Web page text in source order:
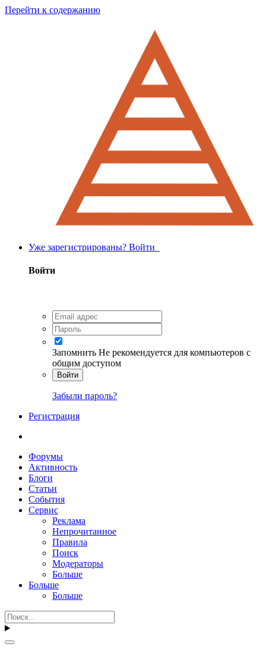
Перейти к содержанию
Уже зарегистрированы? Войти
Войти
Запомнить Не рекомендуется для компьютеров с
общим доступом
Войти
Забыли пароль?
Регистрация
Форумы
Активность
Блоги
Статьи
События
Сервис
Реклама
Непрочитанное
Правила
Поиск
Модераторы
Больше
Больше
Больше